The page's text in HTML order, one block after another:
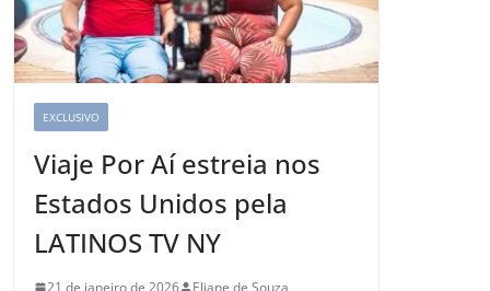
EXCLUSIVO
Viaje Por Aí estreia nos
Estados Unidos pela
LATINOS TV NY
21 de janeiro de 2026 Eliane de Souza